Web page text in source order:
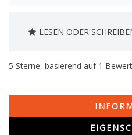
LESEN ODER
5 Sterne, basierend auf 1